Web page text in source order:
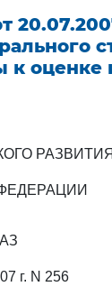
оценке
г. N 256